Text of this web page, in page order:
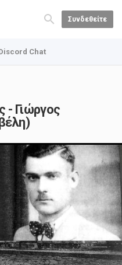
Συνδεθείτε
Chat
- Γιώργος